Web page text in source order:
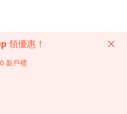
領優惠！
新戶禮